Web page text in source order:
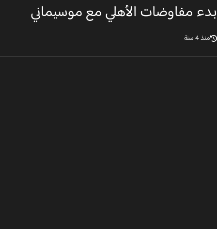
مفاوضات الأهلي مع موسيماني
4 سنة